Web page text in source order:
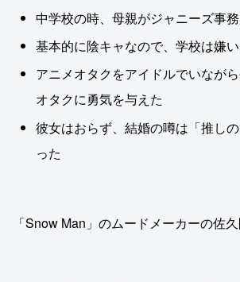
中学校の時、母親がジャニーズ事
基本的に陰キャなので、学校は嫌
アニメオタクをアイドルでいなが
オタクに勇気を与えた
彼女はおらず、結婚の噂は「推し
った
「Snow Man」のムードメーカーの佐久